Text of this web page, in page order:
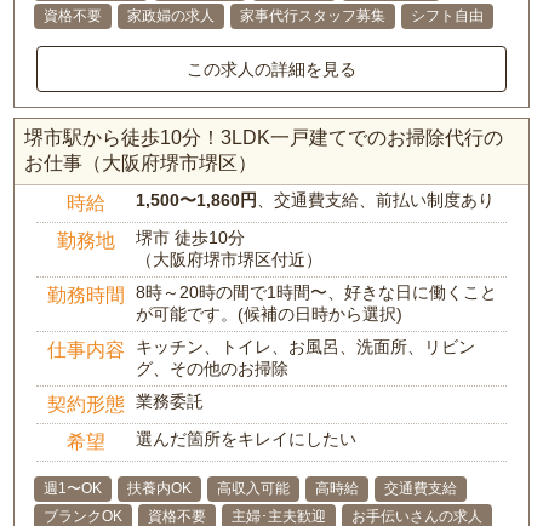
資格不要
家政婦の求人 家事代行スタッフ募集 シフト自由
この求人の詳細を見る
堺市駅から徒歩10分！3LDK一戸建てでのお掃除代行の
お仕事（大阪府堺市堺区）
時給 1,500〜1,860円 、交通費支給、前払い制度あり
勤務地
堺市 徒歩10分
（大阪府堺市堺区付近）
勤務時間
8時～20時の間で1時間〜、好きな日に働くこと
が可能です。(候補の日時から選択)
仕事内容
キッチン、トイレ、お風呂、洗面所、リビン
グ、その他のお掃除
契約形態 業務委託
希望 選んだ箇所をキレイにしたい
週1〜OK 扶養内OK 高収入可能 高時給
交通費支給
ブランクOK
資格不要 主婦･主夫歓迎
お手伝いさんの求人